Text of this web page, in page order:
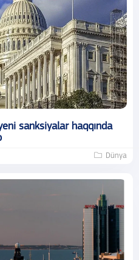
sanksiyalar haqqında
Dünya